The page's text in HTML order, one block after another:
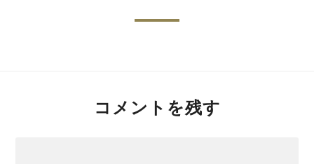
コメントを残す